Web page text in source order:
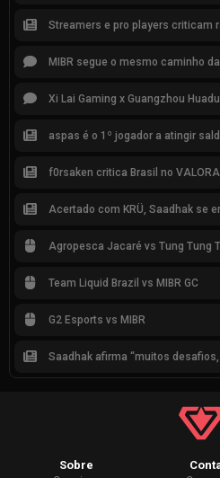
Streamers e pro players criticam
Agropesca Jacaré vs Tung Tung
Team Liquid Brazil vs MIBR GC
G2 Esports vs MIBR
Sobre